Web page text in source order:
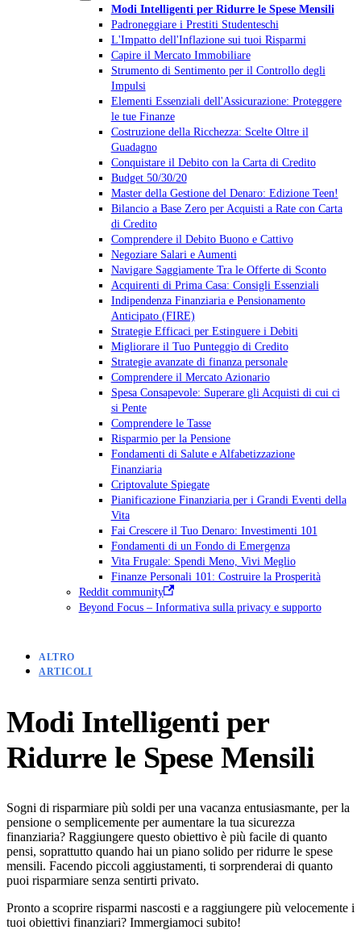
Modi Intelligenti per Ridurre le Spese Mensili
Padroneggiare i Prestiti Studenteschi
L'Impatto dell'Inflazione sui tuoi Risparmi
Capire il Mercato Immobiliare
Strumento di Sentimento per il Controllo degli
Impulsi
Elementi Essenziali dell'Assicurazione: Proteggere
le tue Finanze
Costruzione della Ricchezza: Scelte Oltre il
Guadagno
Conquistare il Debito con la Carta di Credito
Budget 50/30/20
Master della Gestione del Denaro: Edizione Teen!
Bilancio a Base Zero per Acquisti a Rate con Carta
di Credito
Comprendere il Debito Buono e Cattivo
Negoziare Salari e Aumenti
Navigare Saggiamente Tra le Offerte di Sconto
Acquirenti di Prima Casa: Consigli Essenziali
Indipendenza Finanziaria e Pensionamento
Anticipato (FIRE)
Strategie Efficaci per Estinguere i Debiti
Migliorare il Tuo Punteggio di Credito
Strategie avanzate di finanza personale
Comprendere il Mercato Azionario
Spesa Consapevole: Superare gli Acquisti di cui ci
si Pente
Comprendere le Tasse
Risparmio per la Pensione
Fondamenti di Salute e Alfabetizzazione
Finanziaria
Criptovalute Spiegate
Pianificazione Finanziaria per i Grandi Eventi della
Vita
Fai Crescere il Tuo Denaro: Investimenti 101
Fondamenti di un Fondo di Emergenza
Vita Frugale: Spendi Meno, Vivi Meglio
Finanze Personali 101: Costruire la Prosperità
Reddit community
Beyond Focus – Informativa sulla privacy e supporto
ALTRO
ARTICOLI
Modi Intelligenti per
Ridurre le Spese Mensili
Sogni di risparmiare più soldi per una vacanza entusiasmante, per la
pensione o semplicemente per aumentare la tua sicurezza
finanziaria? Raggiungere questo obiettivo è più facile di quanto
pensi, soprattutto quando hai un piano solido per ridurre le spese
mensili. Facendo piccoli aggiustamenti, ti sorprenderai di quanto
puoi risparmiare senza sentirti privato.
Pronto a scoprire risparmi nascosti e a raggiungere più velocemente i
tuoi obiettivi finanziari? Immergiamoci subito!